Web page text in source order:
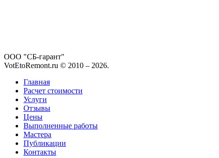
ООО "СБ-гарант"
VotEtoRemont.ru © 2010 – 2026.
Главная
Расчет стоимости
Услуги
Отзывы
Цены
Выполненные работы
Мастера
Публикации
Контакты